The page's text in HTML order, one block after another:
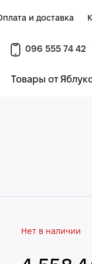
и доставка
096 555 74 42
Товары от
Нет в наличии